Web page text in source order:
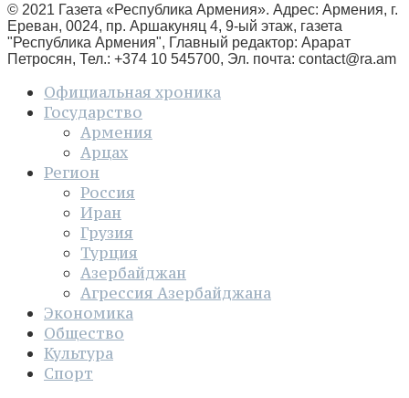
© 2021 Газета «Республика Армения». Адрес: Армения, г.
Ереван, 0024, пр. Аршакуняц 4, 9-ый этаж, газета
"Республика Армения", Главный редактор: Арарат
Петросян, Тел.: +374 10 545700, Эл. почта: contact@ra.am
Официальная хроника
Государство
Армения
Арцах
Регион
Россия
Иран
Грузия
Турция
Азербайджан
Агрессия Азербайджана
Экономика
Общество
Культура
Спорт